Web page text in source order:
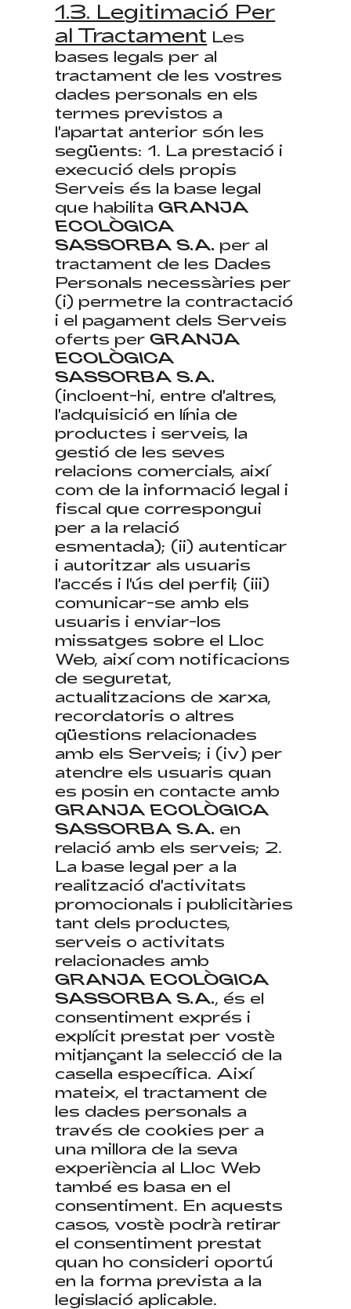
1.3. Legitimació Per
al Tractament Les
bases legals per al
tractament de les vostres
dades personals en els
termes previstos a
l'apartat anterior són les
següents: 1. La prestació i
execució dels propis
Serveis és la base legal
que habilitaGRANJA
ECOLÒGICA
SASSORBA S.A. per al
tractament de les Dades
Personals necessàries per
(i) permetre la contractació
i el pagament dels Serveis
oferts perGRANJA
ECOLÒGICA
SASSORBA S.A.
(incloent-hi, entre d'altres,
l'adquisició en línia de
productes i serveis, la
gestió de les seves
relacions comercials, així
com de la informació legal i
fiscal que correspongui
per a la relació
esmentada); (ii) autenticar
i autoritzar als usuaris
l'accés i l'ús del perfil; (iii)
comunicar-se amb els
usuaris i enviar-los
missatges sobre el Lloc
Web, així com notificacions
de seguretat,
actualitzacions de xarxa,
recordatoris o altres
qüestions relacionades
amb els Serveis; i (iv) per
atendre els usuaris quan
es posin en contacte amb
GRANJA ECOLÒGICA
SASSORBA S.A. en
relació amb els serveis; 2.
La base legal per a la
realització d'activitats
promocionals i publicitàries
tant dels productes,
serveis o activitats
relacionades amb
GRANJA ECOLÒGICA
SASSORBA S.A. , és el
consentiment exprés i
explícit prestat per vostè
mitjançant la selecció de la
casella específica. Així
mateix, el tractament de
les dades personals a
través de cookies per a
una millora de la seva
experiència al Lloc Web
també es basa en el
consentiment. En aquests
casos, vostè podrà retirar
el consentiment prestat
quan ho consideri oportú
en la forma prevista a la
legislació aplicable.